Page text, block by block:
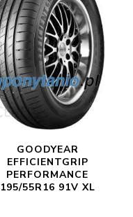
GOODYEAR
EFFICIENTGRIP
PERFORMANCE
195/55R16 91V XL